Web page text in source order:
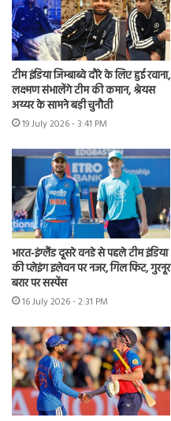
टीम इंडिया जिम्बाब्वे दौरे के लिए हुई रवाना,
लक्ष्मण संभालेंगे टीम की कमान, श्रेयस
अय्यर के सामने बड़ी चुनौती
19 July 2026 - 3:41 PM
भारत-इंग्लैंड दूसरे वनडे से पहले टीम इंडिया
की प्लेइंग इलेवन पर नजर, गिल फिट, गुरनूर
बरार पर सस्पेंस
16 July 2026 - 2:31 PM